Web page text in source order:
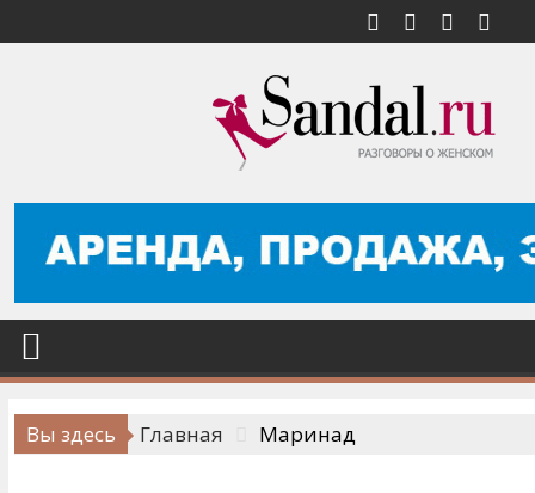
к
Вы здесь Главная Маринад